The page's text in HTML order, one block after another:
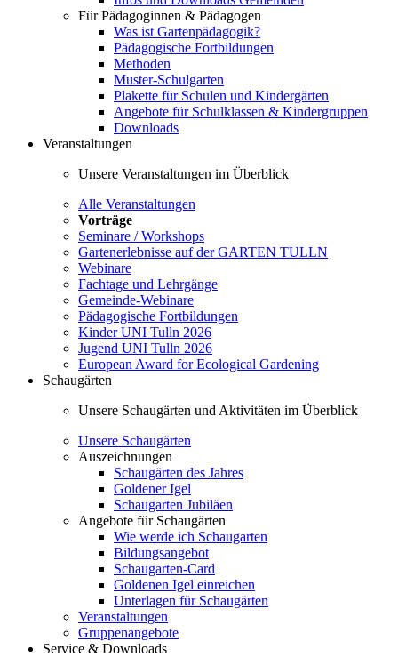
Für Pädagoginnen & Pädagogen
Was ist Gartenpädagogik?
Pädagogische Fortbildungen
Methoden
Muster-Schulgarten
Plakette für Schulen und Kindergärten
Angebote für Schulklassen & Kindergruppen
Downloads
Veranstaltungen
Unsere Veranstaltungen im Überblick
Alle Veranstaltungen
Vorträge
Seminare / Workshops
Gartenerlebnisse auf der GARTEN TULLN
Webinare
Fachtage und Lehrgänge
Gemeinde-Webinare
Pädagogische Fortbildungen
Kinder UNI Tulln 2026
Jugend UNI Tulln 2026
European Award for Ecological Gardening
Schaugärten
Unsere Schaugärten und Aktivitäten im Überblick
Unsere Schaugärten
Auszeichnungen
Schaugärten des Jahres
Goldener Igel
Schaugarten Jubiläen
Angebote für Schaugärten
Wie werde ich Schaugarten
Bildungsangebot
Schaugarten-Card
Goldenen Igel einreichen
Unterlagen für Schaugärten
Veranstaltungen
Gruppenangebote
Service & Downloads